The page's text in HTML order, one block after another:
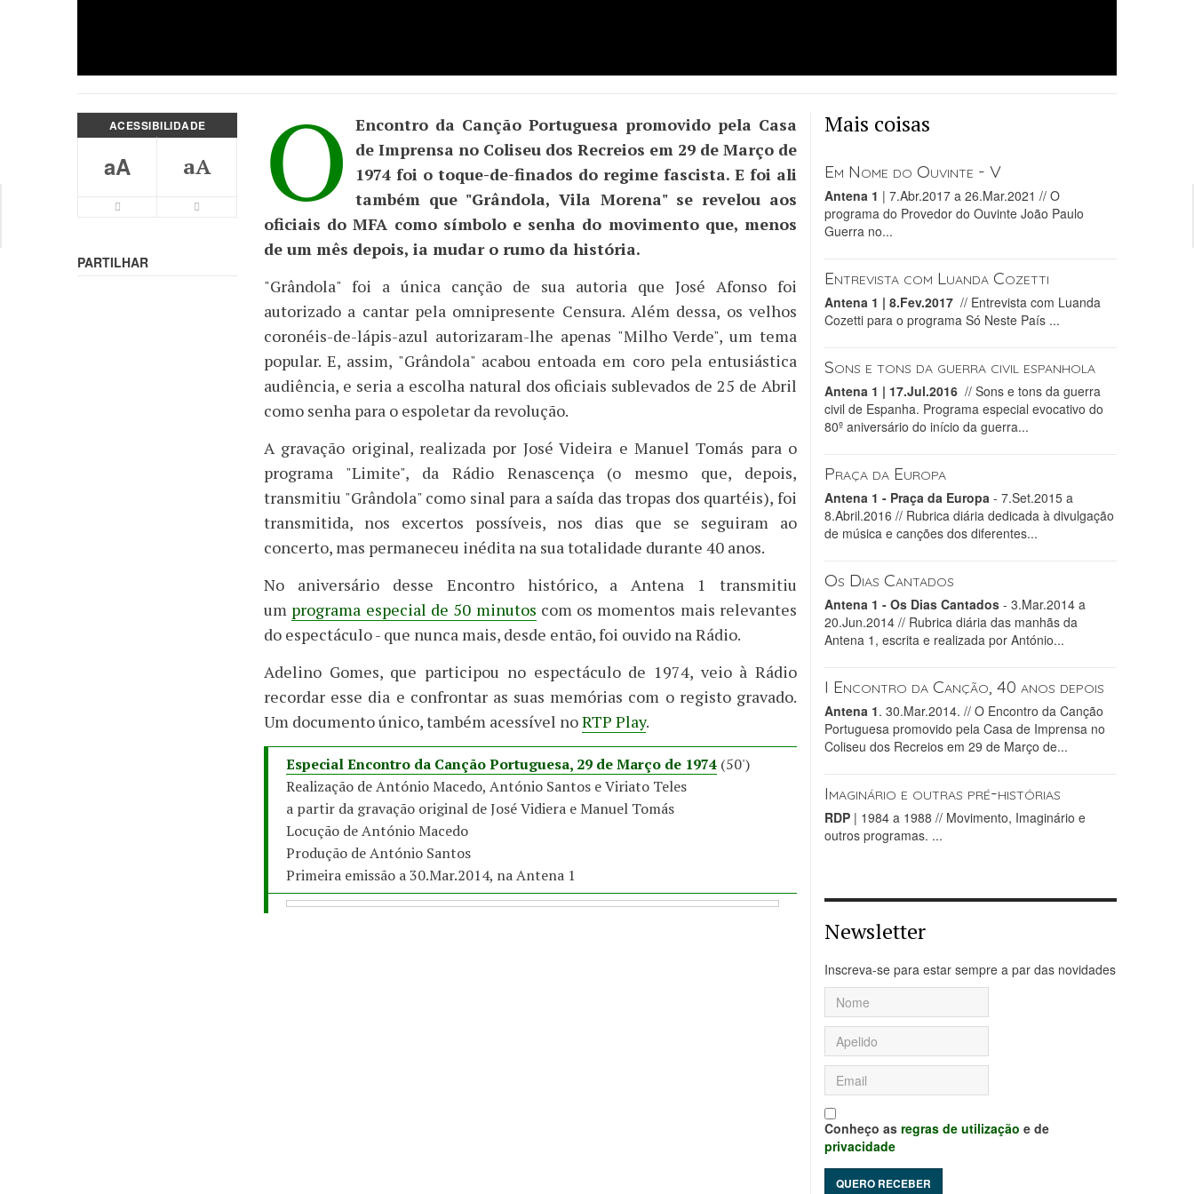
ACESSIBILIDADE
aA aA
PARTILHAR
O Encontro da Canção Portuguesa promovido pela Casa
de Imprensa no Coliseu dos Recreios em 29 de Março de
1974 foi o toque-de-finados do regime fascista. E foi ali
também que "Grândola, Vila Morena" se revelou aos
oficiais do MFA como símbolo e senha do movimento que, menos
de um mês depois, ia mudar o rumo da história.
"Grândola" foi a única canção de sua autoria que José Afonso foi
autorizado a cantar pela omnipresente Censura. Além dessa, os velhos
coronéis-de-lápis-azul autorizaram-lhe apenas "Milho Verde", um tema
popular. E, assim, "Grândola" acabou entoada em coro pela entusiástica
audiência, e seria a escolha natural dos oficiais sublevados de 25 de Abril
como senha para o espoletar da revolução.
A gravação original, realizada por José Videira e Manuel Tomás para o
programa "Limite", da Rádio Renascença (o mesmo que, depois,
transmitiu "Grândola" como sinal para a saída das tropas dos quartéis), foi
transmitida, nos excertos possíveis, nos dias que se seguiram ao
concerto, mas permaneceu inédita na sua totalidade durante 40 anos.
No aniversário desse Encontro histórico, a Antena 1 transmitiu
um programa especial de 50 minutos com os momentos mais relevantes
do espectáculo - que nunca mais, desde então, foi ouvido na Rádio.
Adelino Gomes, que participou no espectáculo de 1974, veio à Rádio
recordar esse dia e confrontar as suas memórias com o registo gravado.
Um documento único, também acessível noRTP Play.
Especial Encontro da Canção Portuguesa, 29 de Março de 1974 (50')
Realização de António Macedo, António Santos e Viriato Teles
a partir da gravação original de José Vidiera e Manuel Tomás
Locução de António Macedo
Produção de António Santos
Primeira emissão a 30.Mar.2014, na Antena 1
Mais coisas
Em Nome do Ouvinte - V
Antena 1 | 7.Abr.2017 a 26.Mar.2021 // O
programa do Provedor do Ouvinte João Paulo
Guerra no...
Entrevista com Luanda Cozetti
Antena 1 | 8.Fev.2017 // Entrevista com Luanda
Cozetti para o programa Só Neste País ...
Sons e tons da guerra civil espanhola
Antena 1 | 17.Jul.2016 // Sons e tons da guerra
civil de Espanha. Programa especial evocativo do
80º aniversário do início da guerra...
Praça da Europa
Antena 1 - Praça da Europa - 7.Set.2015 a
8.Abril.2016 // Rubrica diária dedicada à divulgação
de música e canções dos diferentes...
Os Dias Cantados
Antena 1 - Os Dias Cantados - 3.Mar.2014 a
20.Jun.2014 // Rubrica diária das manhãs da
Antena 1, escrita e realizada por António...
I Encontro da Canção, 40 anos depois
Antena 1. 30.Mar.2014. // O Encontro da Canção
Portuguesa promovido pela Casa de Imprensa no
Coliseu dos Recreios em 29 de Março de...
Imaginário e outras pré-histórias
RDP | 1984 a 1988 // Movimento, Imaginário e
outros programas. ...
Newsletter
Inscreva-se para estar sempre a par das novidades
Conheço as regras de utilização e de
privacidade